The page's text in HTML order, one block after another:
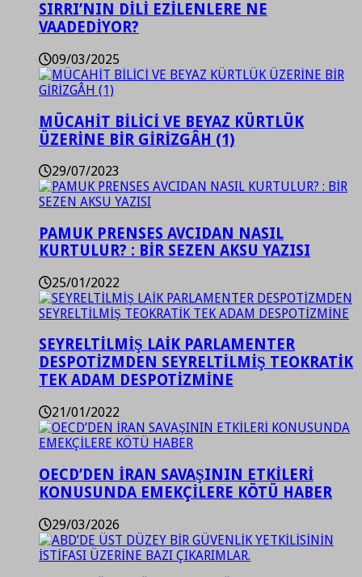
SIRRI’NIN DİLİ EZİLENLERE NE
VAADEDİYOR?
09/03/2025
MÜCAHİT BİLİCİ VE BEYAZ KÜRTLÜK
ÜZERİNE BİR GİRİZGÂH (1)
29/07/2023
PAMUK PRENSES AVCIDAN NASIL
KURTULUR? : BİR SEZEN AKSU YAZISI
25/01/2022
SEYRELTİLMİŞ LAİK PARLAMENTER
DESPOTİZMDEN SEYRELTİLMİŞ TEOKRATİK
TEK ADAM DESPOTİZMİNE
21/01/2022
OECD’DEN İRAN SAVAŞININ ETKİLERİ
KONUSUNDA EMEKÇİLERE KÖTÜ HABER
29/03/2026